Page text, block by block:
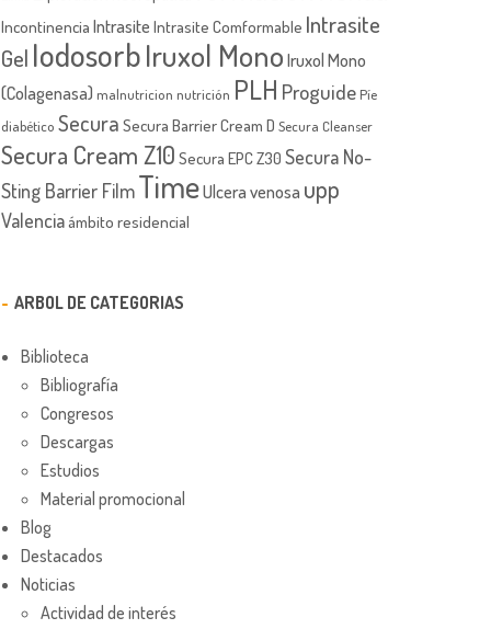
Incontinencia Intrasite Intrasite Comformable Intrasite
Gel IodosorbIruxol MonoIruxol Mono
(Colagenasa) malnutricion nutrición PLH Proguide Píe
diabético Secura Secura Barrier Cream D Secura Cleanser
Secura Cream Z10 Secura EPC Z30 Secura No-
Sting Barrier FilmTimeUlcera venosa upp
Valenciaámbito residencial
ARBOL DE CATEGORIAS
Biblioteca
Bibliografía
Congresos
Descargas
Estudios
Material promocional
Blog
Destacados
Noticias
Actividad de interés